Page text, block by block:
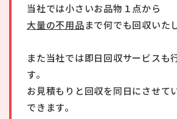
当社では小さいお品物１点から
大量の不用品まで何でも回収いた
また当社では即日回収サービスも
す。
お見積もりと回収を同日にさせて
できます。